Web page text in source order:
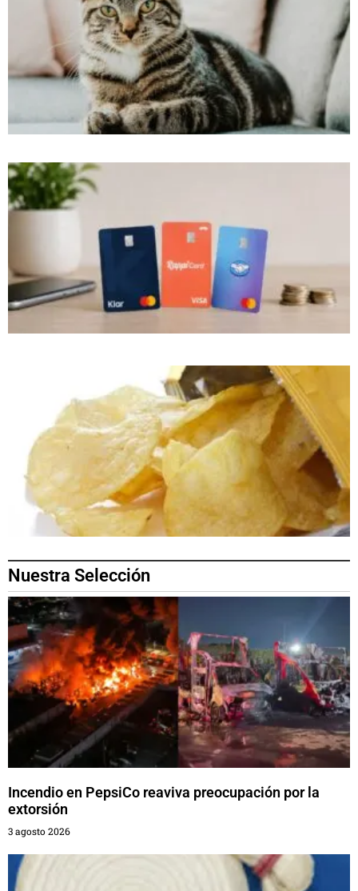
Nuestra Selección
Incendio en PepsiCo reaviva preocupación por la
extorsión
3 agosto 2026